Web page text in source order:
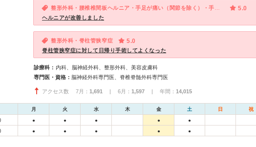
5.0
ヘルニアが改善しました
整形外科・脊柱管狭窄症 5.0
脊柱管狭窄症に対して日帰り手術してよくなった
診療科： 内科、脳神経外科、整形外科、美容皮膚科
専門医・資格： 脳神経外科専門医、脊椎脊髄外科専門医
アクセス数 7月： 1,691 | 6月： 1,597 | 年間： 14,015
月 火 水 木 金 土 日 祝
● ● ● ● ●
● ● ● ● ●